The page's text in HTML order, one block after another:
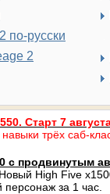
по-русски
2
Старт 7
трёх саб-
с продвинутым
High Five
за 1 час.